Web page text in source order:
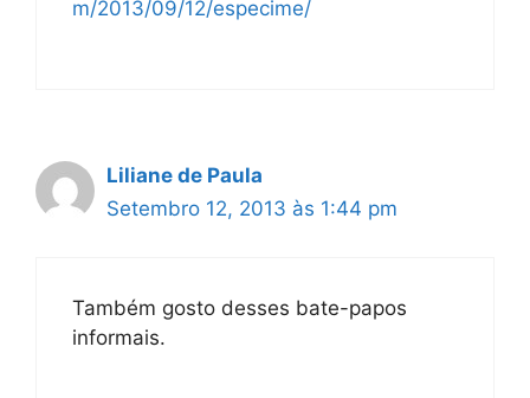
m/2013/09/12/especime/
Liliane de Paula
Setembro 12, 2013 às 1:44 pm
Também gosto desses bate-papos
informais.